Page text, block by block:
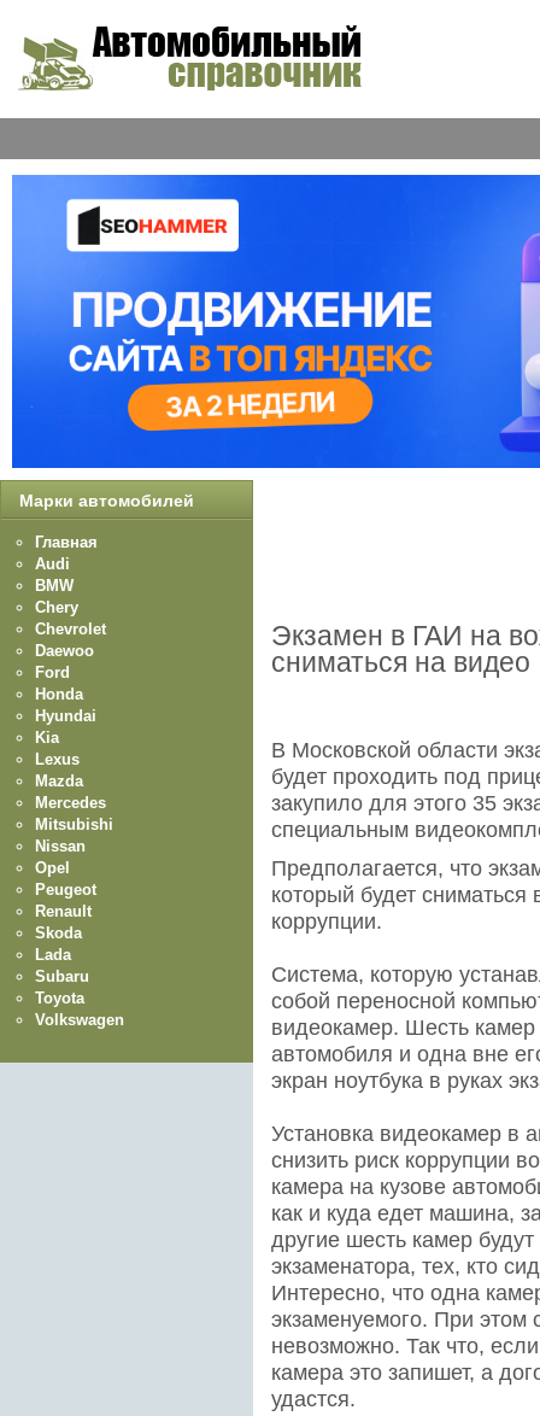
Экзамен в ГАИ на
сниматься на видео
В Московской области
будет проходить под
закупило для этого 35
специальным
Предполагается, что
который будет
коррупции.
Система, которую
собой переносной
видеокамер. Шесть
автомобиля и одна вне
экран ноутбука в руках
Установка видеокамер в
снизить риск коррупции
камера на кузове
как и куда едет машина,
другие шесть камер
экзаменатора, тех, кто
Интересно, что одна
экзаменуемого. При этом
невозможно. Так что,
камера это запишет, а
удастся.
Марки автомобилей
Главная
Audi
BMW
Chery
Chevrolet
Daewoo
Ford
Honda
Hyundai
Kia
Lexus
Mazda
Mercedes
Mitsubishi
Nissan
Opel
Peugeot
Renault
Skoda
Lada
Subaru
Toyota
Volkswagen